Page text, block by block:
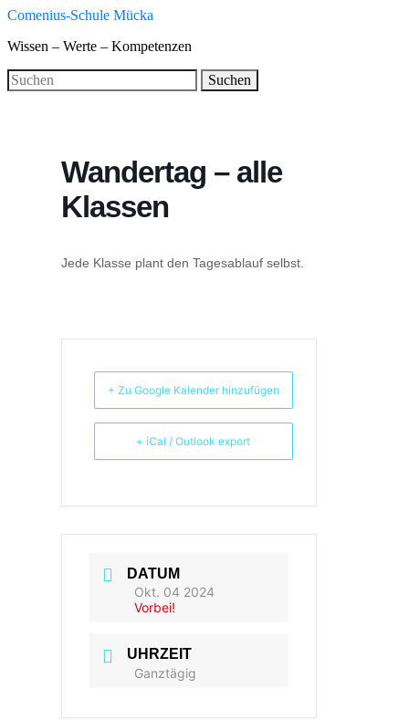
Skip
main
Comenius-Schule Mücka
Wissen – Werte – Kompetenzen
Search
for:
Suchen
Wandertag – alle
Klassen
Jede Klasse plant den Tagesablauf selbst.
+ Zu Google Kalender hinzufügen
+ iCal / Outlook export
DATUM
Okt. 04 2024
Vorbei!
UHRZEIT
Ganztägig